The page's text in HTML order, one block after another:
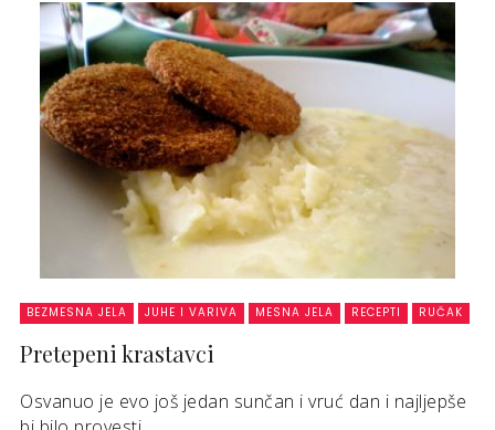
BEZMESNA JELA JUHE I VARIVA MESNA JELA RECEPTI RUČAK
Pretepeni krastavci
Osvanuo je evo još jedan sunčan i vruć dan i najljepše